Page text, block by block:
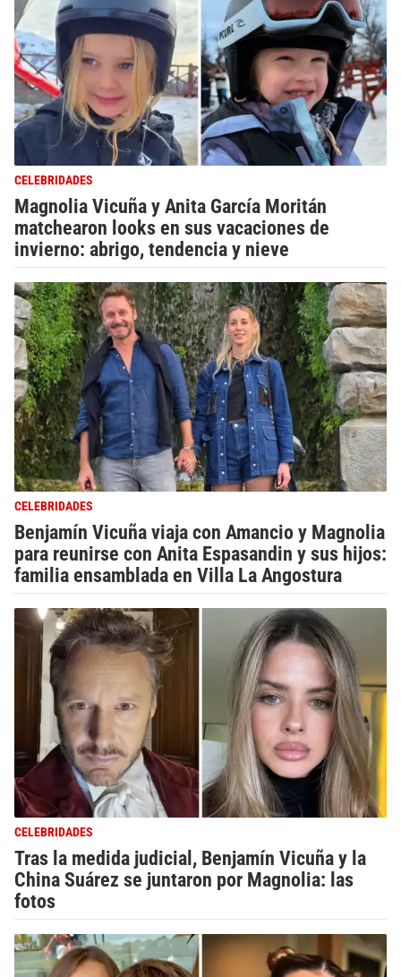
CELEBRIDADES
Magnolia Vicuña y Anita García Moritán
matchearon looks en sus vacaciones de
invierno: abrigo, tendencia y nieve
CELEBRIDADES
Benjamín Vicuña viaja con Amancio y Magnolia
para reunirse con Anita Espasandin y sus hijos:
familia ensamblada en Villa La Angostura
CELEBRIDADES
Tras la medida judicial, Benjamín Vicuña y la
China Suárez se juntaron por Magnolia: las
fotos